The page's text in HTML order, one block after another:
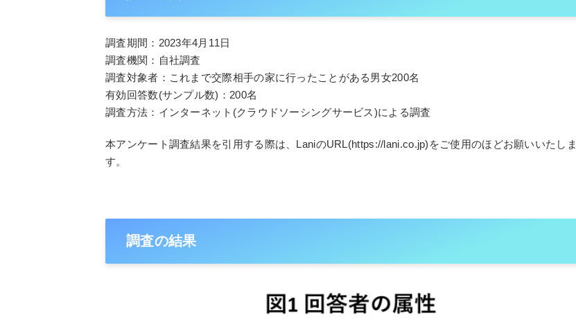
調査期間：2023年4月11日
調査機関：自社調査
調査対象者：これまで交際相手の家に行ったことがある男女200名
有効回答数(サンプル数)：200名
調査方法：インターネット(クラウドソーシングサービス)による調査
本アンケート調査結果を引用する際は、LaniのURL(https://lani.co.jp)をご使用のほどお願いいたしま
す。
調査の結果